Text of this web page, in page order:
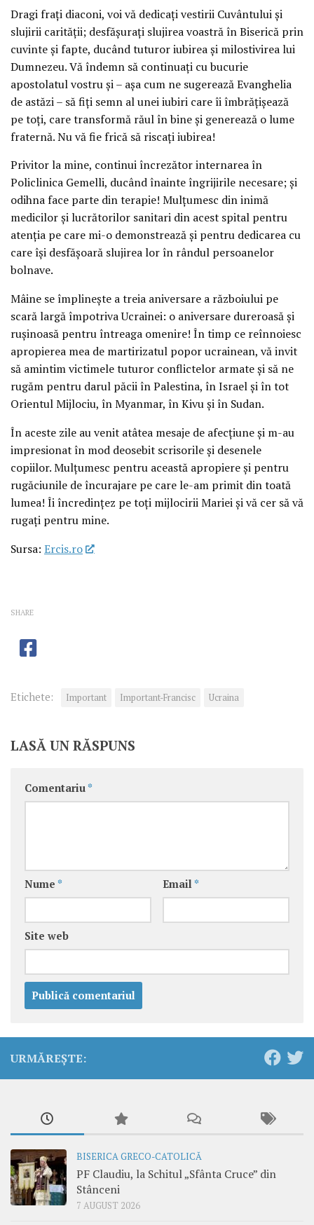
Dragi frați diaconi, voi vă dedicați vestirii Cuvântului și
slujirii carității; desfășurați slujirea voastră în Biserică prin
cuvinte și fapte, ducând tuturor iubirea și milostivirea lui
Dumnezeu. Vă îndemn să continuați cu bucurie
apostolatul vostru și – așa cum ne sugerează Evanghelia
de astăzi – să fiți semn al unei iubiri care îi îmbrățișează
pe toți, care transformă răul în bine și generează o lume
fraternă. Nu vă fie frică să riscați iubirea!
Privitor la mine, continui încrezător internarea în
Policlinica Gemelli, ducând înainte îngrijirile necesare; și
odihna face parte din terapie! Mulțumesc din inimă
medicilor și lucrătorilor sanitari din acest spital pentru
atenția pe care mi-o demonstrează și pentru dedicarea cu
care își desfășoară slujirea lor în rândul persoanelor
bolnave.
Mâine se împlinește a treia aniversare a războiului pe
scară largă împotriva Ucrainei: o aniversare dureroasă și
rușinoasă pentru întreaga omenire! În timp ce reînnoiesc
apropierea mea de martirizatul popor ucrainean, vă invit
să amintim victimele tuturor conflictelor armate și să ne
rugăm pentru darul păcii în Palestina, în Israel și în tot
Orientul Mijlociu, în Myanmar, în Kivu și în Sudan.
În aceste zile au venit atâtea mesaje de afecțiune și m-au
impresionat în mod deosebit scrisorile și desenele
copiilor. Mulțumesc pentru această apropiere și pentru
rugăciunile de încurajare pe care le-am primit din toată
lumea! Îi încredințez pe toți mijlocirii Mariei și vă cer să vă
rugați pentru mine.
Sursa: Ercis.ro
SHARE
Etichete: Important Important-Francisc Ucraina
LASĂ UN RĂSPUNS
Comentariu *
Nume * Email *
Site web
URMĂREȘTE:
BISERICA GRECO-CATOLICĂ
PF Claudiu, la Schitul „Sfânta Cruce” din
Stânceni
7 AUGUST 2026